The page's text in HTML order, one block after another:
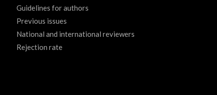
Guidelines for authors
Previous issues
National and international reviewers
Rejection rate